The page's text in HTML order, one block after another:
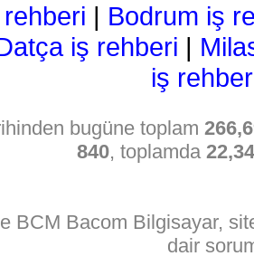
| Bodrum iş
iş rehberi |
iş
bugüne toplam
840, toplamda
BCM Bacom Bilgisayar,
dair